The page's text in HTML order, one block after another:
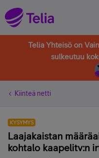
Telia Yhteisö on
sulkeutuu
Kiinteä netti
KYSYMYS
Laajakaistan
kohtalo kaapelitv:n